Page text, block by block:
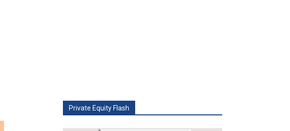
Private Equity Flash